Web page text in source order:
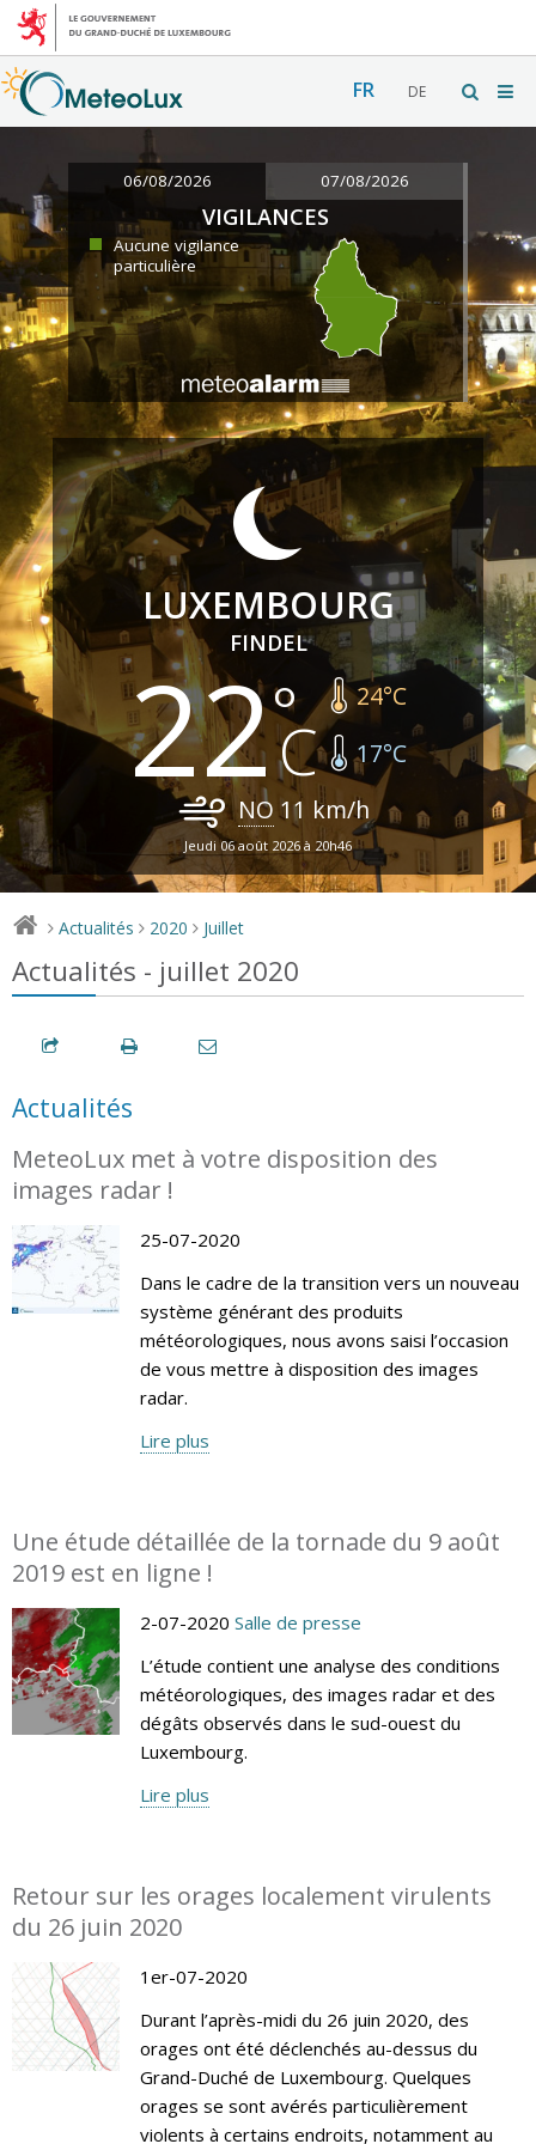
FR DE
06/08/2026 07/08/2026
VIGILANCES
Aucune vigilance
particulière
LUXEMBOURG
FINDEL
22 24°C
17°C
NO 11 km/h
Jeudi 06 août 2026 à 20h46
> Actualités > 2020 > Juillet
Actualités - juillet 2020
Actualités
MeteoLux met à votre disposition des
images radar !
25-07-2020
Dans le cadre de la transition vers un nouveau
système générant des produits
météorologiques, nous avons saisi l’occasion
de vous mettre à disposition des images
radar.
Lire plus
Une étude détaillée de la tornade du 9 août
2019 est en ligne !
2-07-2020 Salle de presse
L’étude contient une analyse des conditions
météorologiques, des images radar et des
dégâts observés dans le sud-ouest du
Luxembourg.
Lire plus
Retour sur les orages localement virulents
du 26 juin 2020
1er-07-2020
Durant l’après-midi du 26 juin 2020, des
orages ont été déclenchés au-dessus du
Grand-Duché de Luxembourg. Quelques
orages se sont avérés particulièrement
violents à certains endroits, notamment au